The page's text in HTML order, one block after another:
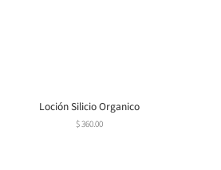
Loción Silicio Organico
Precio
$ 360.00